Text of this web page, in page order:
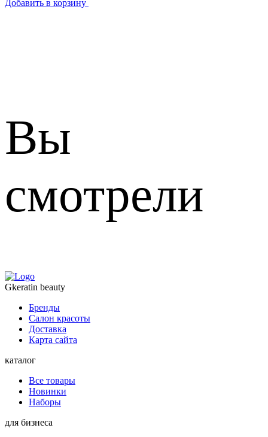
Добавить в корзину
Вы
смотрели
Gkeratin beauty
Бренды
Салон красоты
Доставка
Карта сайта
каталог
Все товары
Новинки
Наборы
для бизнеса